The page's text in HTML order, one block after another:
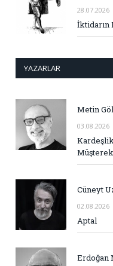
28.07.2026
İktidarın
YAZARLAR
Metin
03.08.2026
Cüneyt
02.08.2026
Aptal
Erdoğan